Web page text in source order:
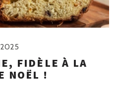
2025
FIDÈLE À LA
NOËL !